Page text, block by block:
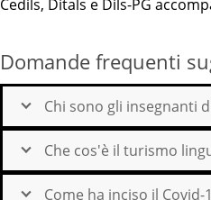
Cedils, Ditals e Dils-PG
Domande frequenti
Chi sono gli insegnanti
Che cos'è il turismo
Come ha inciso il